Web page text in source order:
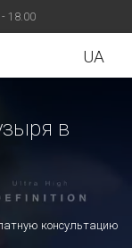
18.00
UA
в
консультацию